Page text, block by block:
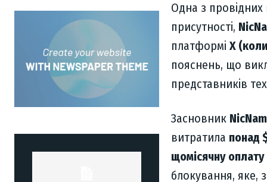
Одна з провідних
присутності,
платформіX
пояснень, що
представників
Засновник
витратила понад
щомісячну
блокування, яке,